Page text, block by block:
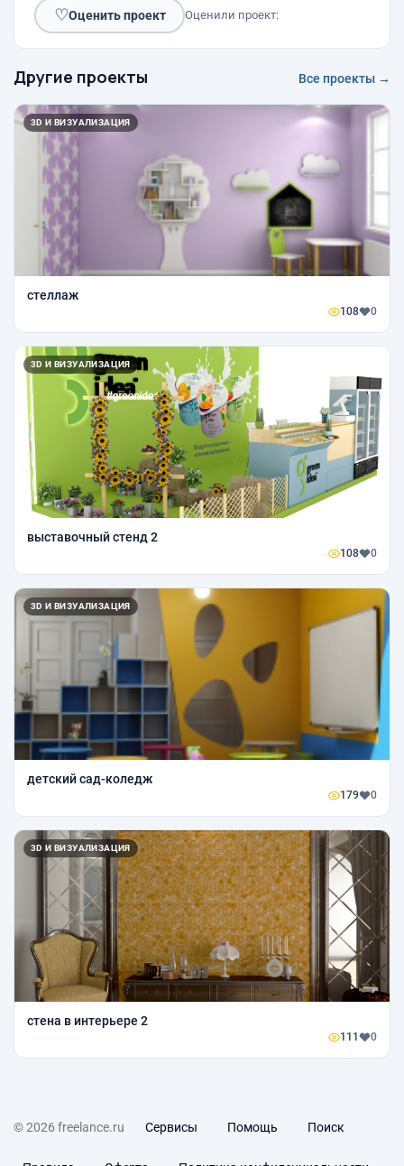
♡Оценить проект Оценили проект:
Другие проекты Все проекты →
3D И ВИЗУАЛИЗАЦИЯ
стеллаж
108 0
3D И ВИЗУАЛИЗАЦИЯ
выставочный стенд 2
108 0
3D И ВИЗУАЛИЗАЦИЯ
детский сад-коледж
179 0
3D И ВИЗУАЛИЗАЦИЯ
стена в интерьере 2
111 0
© 2026 freelance.ru Сервисы Помощь Поиск